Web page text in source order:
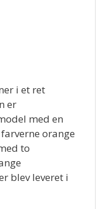
i et ret
er
med en
orange
to
blev leveret i